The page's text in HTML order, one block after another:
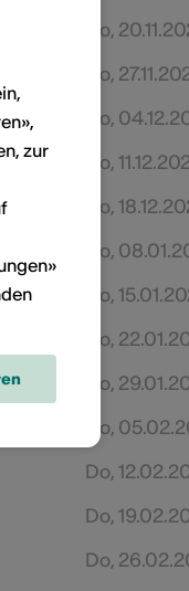
Do,
Do,
Do,
Do,
Do,
Do,
Do,
Do,
Do,
Do,
Do,
Do,
Do,
zur